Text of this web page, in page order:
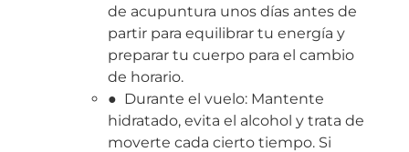
de acupuntura unos días antes de
partir para equilibrar tu energía y
preparar tu cuerpo para el cambio
de horario.
● Durante el vuelo: Mantente
hidratado, evita el alcohol y trata de
moverte cada cierto tiempo. Si